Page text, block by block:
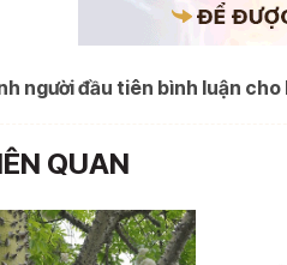
người đầu tiên bình luận cho
QUAN